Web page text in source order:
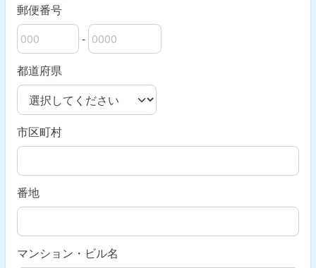
郵便番号
郵便番号の上3桁
-
郵便番号の下4桁
都道府県
市区町村
番地
マンション・ビル名